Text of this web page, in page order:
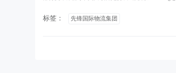
标签： 先锋国际物流集团